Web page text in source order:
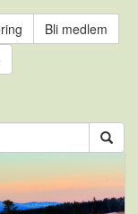
Bli medlem